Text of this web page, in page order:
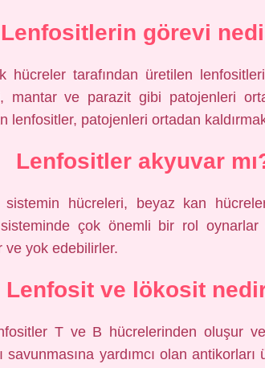
Lenfositlerin görevi
hücreler tarafından üretilen
mantar ve parazit gibi patojenleri
lenfositler, patojenleri ortadan
Lenfositler akyuvar
sistemin hücreleri, beyaz kan
sisteminde çok önemli bir rol
ve yok edebilirler.
Lenfosit ve lökosit
T ve B hücrelerinden oluşur
savunmasına yardımcı olan